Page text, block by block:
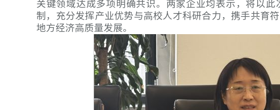
关键领域达成多项明确共识。两家企业均表示，将以
制，充分发挥产业优势与高校人才科研合力，携手共育
地方经济高质量发展。